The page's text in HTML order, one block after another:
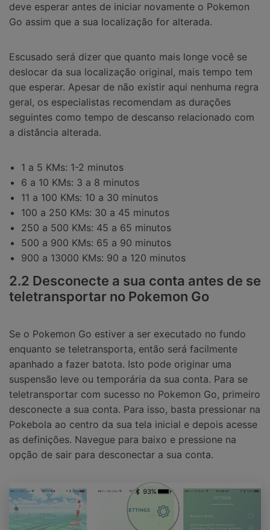
deve esperar antes de iniciar novamente o Pokemon
Go assim que a sua localização for alterada.
Escusado será dizer que quanto mais longe você se
deslocar da sua localização original, mais tempo tem
que esperar. Apesar de não existir aqui nenhuma regra
geral, os especialistas recomendam as durações
seguintes como tempo de descanso relacionado com
a distância alterada.
1 a 5 KMs: 1-2 minutos
6 a 10 KMs: 3 a 8 minutos
11 a 100 KMs: 10 a 30 minutos
100 a 250 KMs: 30 a 45 minutos
250 a 500 KMs: 45 a 65 minutos
500 a 900 KMs: 65 a 90 minutos
900 a 13000 KMs: 90 a 120 minutos
2.2 Desconecte a sua conta antes de se
teletransportar no Pokemon Go
Se o Pokemon Go estiver a ser executado no fundo
enquanto se teletransporta, então será facilmente
apanhado a fazer batota. Isto pode originar uma
suspensão leve ou temporária da sua conta. Para se
teletransportar com sucesso no Pokemon Go, primeiro
desconecte a sua conta. Para isso, basta pressionar na
Pokebola ao centro da sua tela inicial e depois acesse
as definições. Navegue para baixo e pressione na
opção de sair para desconectar a sua conta.